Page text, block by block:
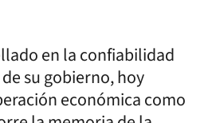
en la confiabilidad
su gobierno, hoy
económica como